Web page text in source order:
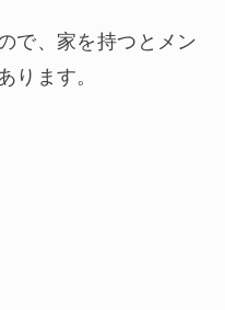
で、家を持つとメン
ります。